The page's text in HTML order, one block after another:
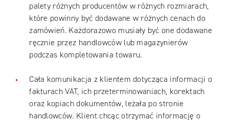
palety różnych producentów w różnych rozmiarach,
które powinny być dodawane w różnych cenach do
zamówień. Każdorazowo musiały być one dodawane
ręcznie przez handlowców lub magazynierów
podczas kompletowania towaru.
Cała komunikacja z klientem dotycząca informacji o
fakturach VAT, ich przeterminowaniach, korektach
oraz kopiach dokumentów, leżała po stronie
handlowców. Klient chcąc otrzymać informację o